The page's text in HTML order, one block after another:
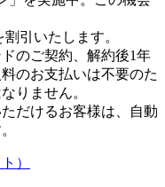
引いたします。
のご契約、解約後1年
のお支払いは不要のた
りません。
だけるお客様は、自動
）